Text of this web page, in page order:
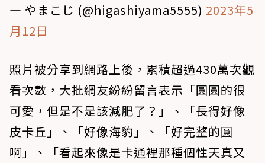
— やまこじ (@higashiyama5555) 2023年5
月12日
照片被分享到網路上後，累積超過430萬次觀
看次數，大批網友紛紛留言表示「圓圓的很
可愛，但是不是該減肥了？」、「長得好像
皮卡丘」、「好像海豹」、「好完整的圓
啊」、「看起來像是卡通裡那種個性天真又